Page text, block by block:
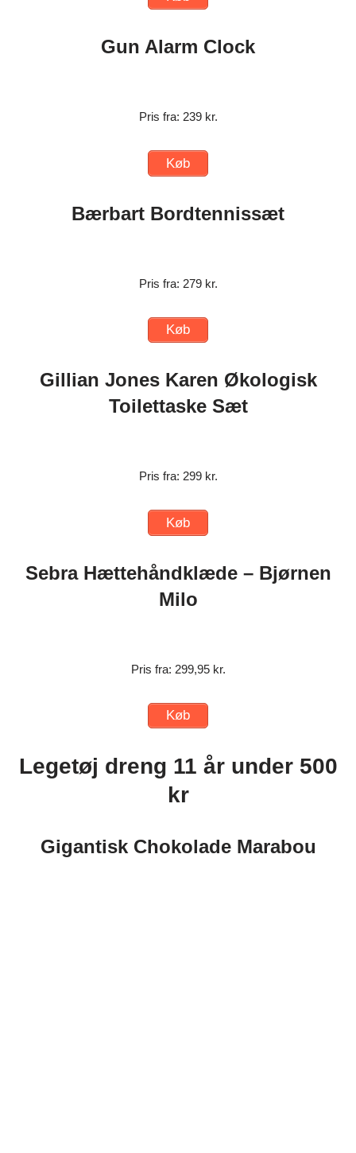
Gun Alarm Clock
Pris fra: 239 kr.
Køb
Bærbart Bordtennissæt
Pris fra: 279 kr.
Køb
Gillian Jones Karen Økologisk
Toilettaske Sæt
Pris fra: 299 kr.
Køb
Sebra Hættehåndklæde – Bjørnen
Milo
Pris fra: 299,95 kr.
Køb
Legetøj dreng 11 år under 500
kr
Gigantisk Chokolade Marabou